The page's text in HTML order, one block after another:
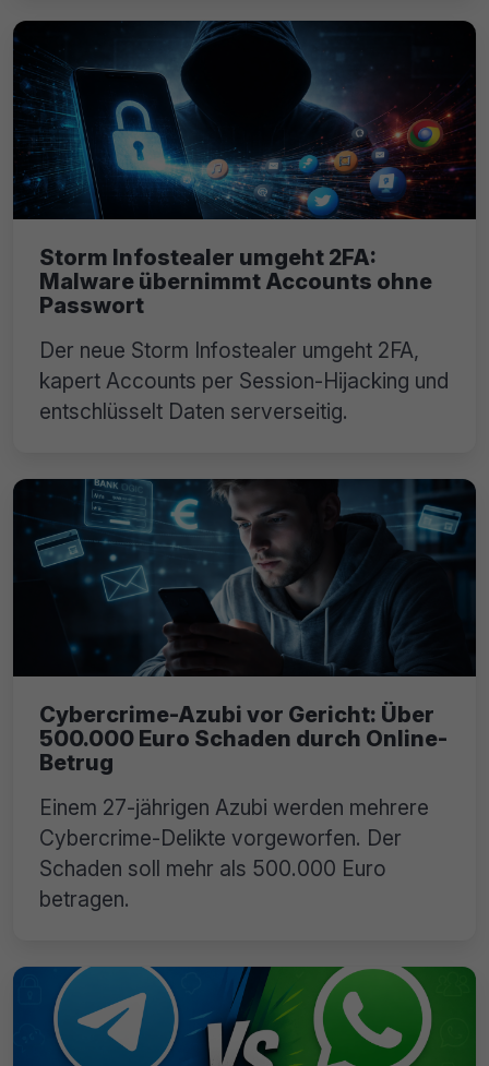
Storm Infostealer umgeht 2FA:
Malware übernimmt Accounts ohne
Passwort
Der neue Storm Infostealer umgeht 2FA,
kapert Accounts per Session-Hijacking und
entschlüsselt Daten serverseitig.
Cybercrime-Azubi vor Gericht: Über
500.000 Euro Schaden durch Online-
Betrug
Einem 27-jährigen Azubi werden mehrere
Cybercrime-Delikte vorgeworfen. Der
Schaden soll mehr als 500.000 Euro
betragen.